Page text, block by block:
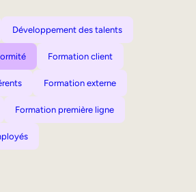
Développement des talents
Formation client
Formation externe
Formation première ligne